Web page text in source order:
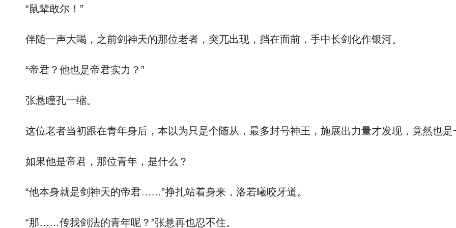
“鼠辈敢尔！”
伴随一声大喝，之前剑神天的那位老者，突兀出现，挡在面前，手中长剑化作银河。
“帝君？他也是帝君实力？”
张悬瞳孔一缩。
这位老者当初跟在青年身后，本以为只是个随从，最多封号神王，施展出力量才发现，竟然也是
如果他是帝君，那位青年，是什么？
“他本身就是剑神天的帝君……”挣扎站着身来，洛若曦咬牙道。
“那……传我剑法的青年呢？”张悬再也忍不住。